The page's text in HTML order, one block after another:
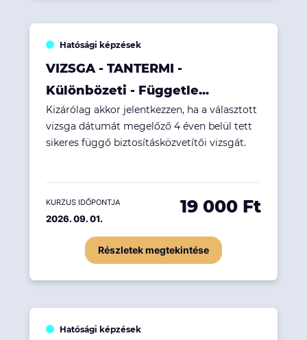
Hatósági képzések
VIZSGA - TANTERMI -
Különbözeti - Függetle...
Kizárólag akkor jelentkezzen, ha a választott
vizsga dátumát megelőző 4 éven belül tett
sikeres függő biztosításközvetítői vizsgát.
KURZUS IDŐPONTJA
2026. 09. 01.
19 000 Ft
Részletek megtekintése
Hatósági képzések